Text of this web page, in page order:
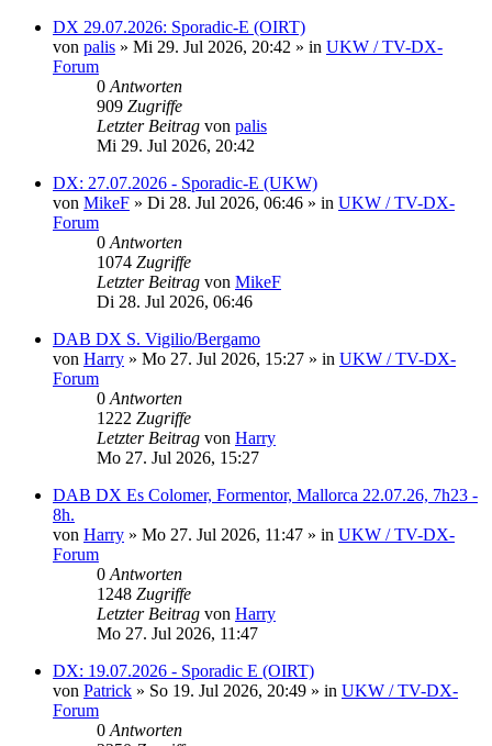
DX 29.07.2026: Sporadic-E (OIRT)
von palis » Mi 29. Jul 2026, 20:42 » in UKW / TV-DX-
Forum
0 Antworten
909 Zugriffe
Letzter Beitrag von palis
Mi 29. Jul 2026, 20:42
DX: 27.07.2026 - Sporadic-E (UKW)
von MikeF » Di 28. Jul 2026, 06:46 » in UKW / TV-DX-
Forum
0 Antworten
1074 Zugriffe
Letzter Beitrag von MikeF
Di 28. Jul 2026, 06:46
DAB DX S. Vigilio/Bergamo
von Harry » Mo 27. Jul 2026, 15:27 » in UKW / TV-DX-
Forum
0 Antworten
1222 Zugriffe
Letzter Beitrag von Harry
Mo 27. Jul 2026, 15:27
DAB DX Es Colomer, Formentor, Mallorca 22.07.26, 7h23 -
8h.
von Harry » Mo 27. Jul 2026, 11:47 » in UKW / TV-DX-
Forum
0 Antworten
1248 Zugriffe
Letzter Beitrag von Harry
Mo 27. Jul 2026, 11:47
DX: 19.07.2026 - Sporadic E (OIRT)
von Patrick » So 19. Jul 2026, 20:49 » in UKW / TV-DX-
Forum
0 Antworten